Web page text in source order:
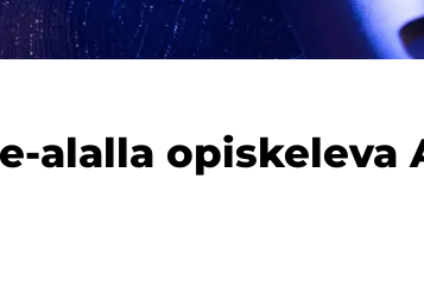
alalla opiskeleva